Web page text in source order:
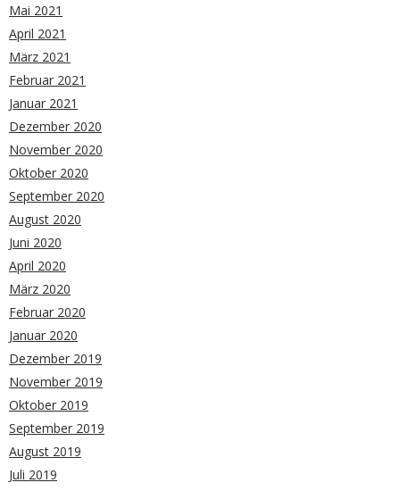
Mai 2021
April 2021
März 2021
Februar 2021
Januar 2021
Dezember 2020
November 2020
Oktober 2020
September 2020
August 2020
Juni 2020
April 2020
März 2020
Februar 2020
Januar 2020
Dezember 2019
November 2019
Oktober 2019
September 2019
August 2019
Juli 2019